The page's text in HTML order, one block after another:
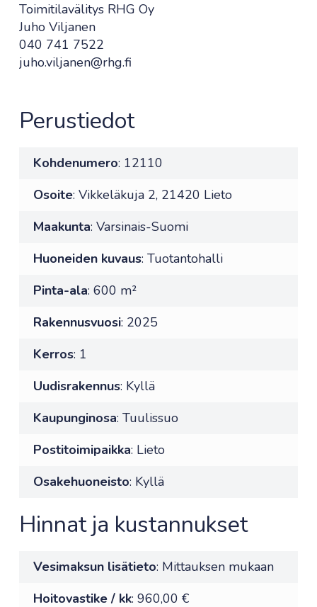
Toimitilavälitys RHG Oy
Juho Viljanen
040 741 7522
juho.viljanen@rhg.fi
Perustiedot
Kohdenumero: 12110
Osoite: Vikkeläkuja 2, 21420 Lieto
Maakunta: Varsinais-Suomi
Huoneiden kuvaus: Tuotantohalli
Pinta-ala: 600 m²
Rakennusvuosi: 2025
Kerros: 1
Uudisrakennus: Kyllä
Kaupunginosa: Tuulissuo
Postitoimipaikka: Lieto
Osakehuoneisto: Kyllä
Hinnat ja kustannukset
Vesimaksun lisätieto: Mittauksen mukaan
Hoitovastike / kk: 960,00 €